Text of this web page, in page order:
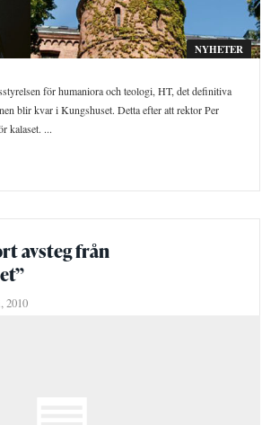
NYHETER
för humaniora och teologi, HT, det definitiva
blir kvar i Kungshuset. Detta efter att rektor Per
kalaset. ...
avsteg från
2010